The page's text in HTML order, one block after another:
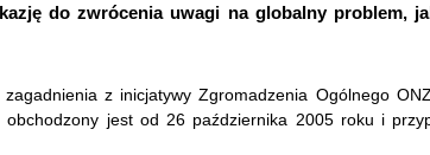
do zwrócenia uwagi na globalny problem,
z inicjatywy Zgromadzenia Ogólnego
obchodzony jest od 26 października 2005 roku i